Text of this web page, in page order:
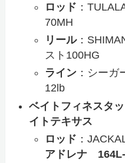
ロッド ：
70MH
リール：
スト100HG
ライン ：シー
12lb
ベイトフィネスタ
イトテキサス
ロッド ：
アドレナ